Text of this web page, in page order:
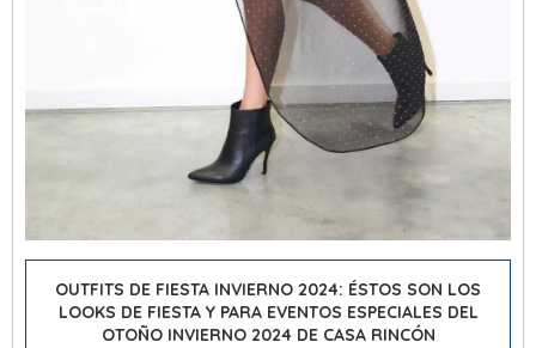
OUTFITS DE FIESTA INVIERNO 2024: ÉSTOS SON LOS
LOOKS DE FIESTA Y PARA EVENTOS ESPECIALES DEL
OTOÑO INVIERNO 2024 DE CASA RINCÓN